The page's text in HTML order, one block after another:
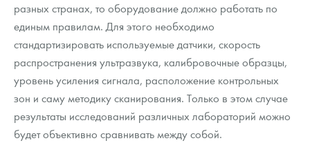
разных странах, то оборудование должно работать по
единым правилам. Для этого необходимо
стандартизировать используемые датчики, скорость
распространения ультразвука, калибровочные образцы,
уровень усиления сигнала, расположение контрольных
зон и саму методику сканирования. Только в этом случае
результаты исследований различных лабораторий можно
будет объективно сравнивать между собой.